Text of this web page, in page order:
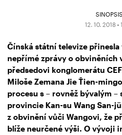
SINOPSIS
12. 10. 2018 •
Čínská státní televize
nepřímé zprávy o obviněních
předsedovi konglomerátu
Miloše Zemana Jie Ťien-
procesu s – rovněž bývalým
provincie Kan-su Wang San-
z obvinění vůči Wangovi, že
blíže neurčené výši. O vývoji